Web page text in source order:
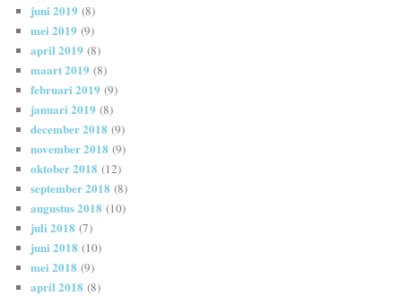
juni 2019 (8)
mei 2019 (9)
april 2019 (8)
maart 2019 (8)
februari 2019 (9)
januari 2019 (8)
december 2018 (9)
november 2018 (9)
oktober 2018 (12)
september 2018 (8)
augustus 2018 (10)
juli 2018 (7)
juni 2018 (10)
mei 2018 (9)
april 2018 (8)